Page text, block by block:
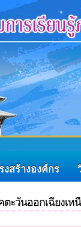
งสร้างองค์กร
ตะวันออกเฉียงเห